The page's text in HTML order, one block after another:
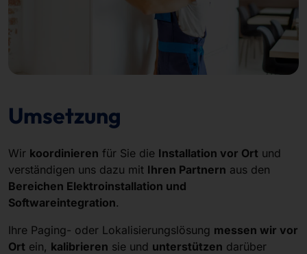
Umsetzung
Wir koordinieren für Sie die Installation vor Ort und
verständigen uns dazu mit Ihren Partnern aus den
Bereichen Elektroinstallation und
Softwareintegration.
Ihre Paging- oder Lokalisierungslösung messen wir vor
Ort ein, kalibrieren sie und unterstützen darüber